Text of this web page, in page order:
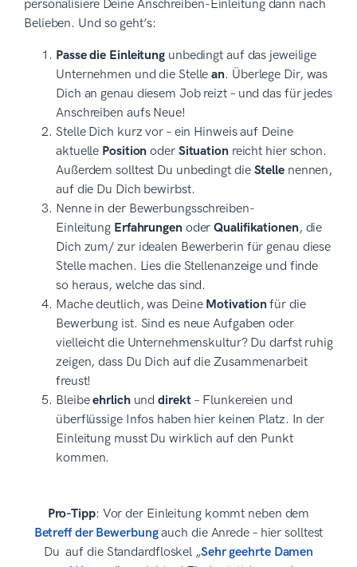
personalisiere Deine Anschreiben-Einleitung dann nach
Belieben. Und so geht’s:
Passe die Einleitung unbedingt auf das jeweilige
Unternehmen und die Stellean. Überlege Dir, was
Dich an genau diesem Job reizt – und das für jedes
Anschreiben aufs Neue!
Stelle Dich kurz vor – ein Hinweis auf Deine
aktuelle Positionoder Situation reicht hier schon.
Außerdem solltest Du unbedingt die Stelle nennen,
auf die Du Dich bewirbst.
Nenne in der Bewerbungsschreiben-
Einleitung Erfahrungen oderQualifikationen, die
Dich zum/ zur idealen Bewerberin für genau diese
Stelle machen. Lies die Stellenanzeige und finde
so heraus, welche das sind.
Mache deutlich, was Deine Motivationfür die
Bewerbung ist. Sind es neue Aufgaben oder
vielleicht die Unternehmenskultur? Du darfst ruhig
zeigen, dass Du Dich auf die Zusammenarbeit
freust!
Bleibeehrlich unddirekt – Flunkereien und
überflüssige Infos haben hier keinen Platz. In der
Einleitung musst Du wirklich auf den Punkt
kommen.
Pro-Tipp: Vor der Einleitung kommt neben dem
Betreff der Bewerbungauch die Anrede – hier solltest
Du auf die Standardfloskel „Sehr geehrte Damen